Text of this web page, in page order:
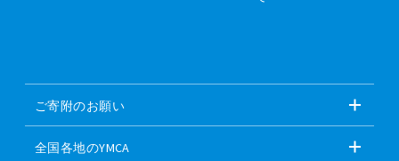
ご寄附のお願い
全国各地のYMCA